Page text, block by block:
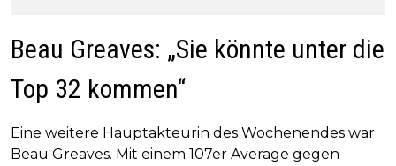
Beau Greaves: „Sie könnte unter die
Top 32 kommen“
Eine weitere Hauptakteurin des Wochenendes war
Beau Greaves. Mit einem 107er Average gegen